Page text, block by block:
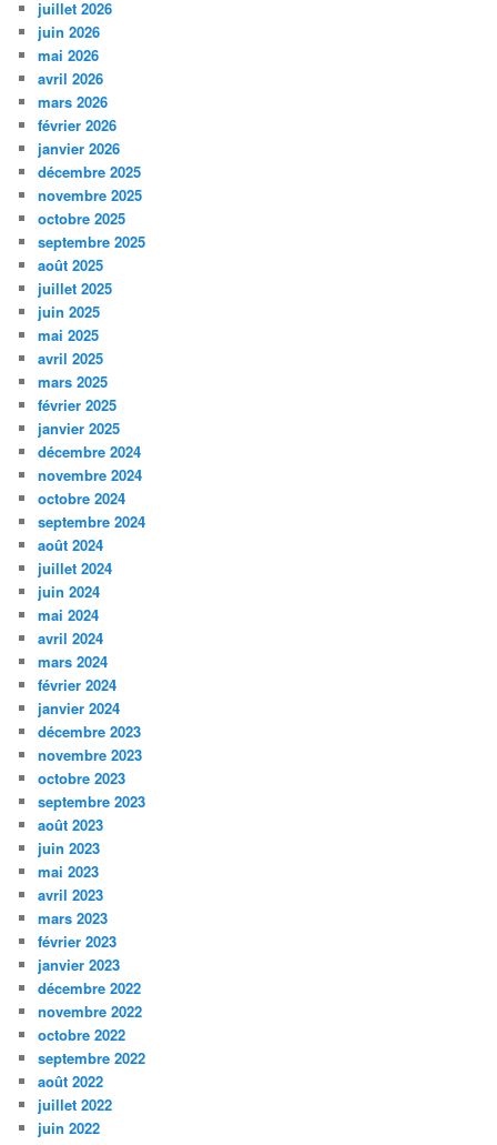
juillet 2026
juin 2026
mai 2026
avril 2026
mars 2026
février 2026
janvier 2026
décembre 2025
novembre 2025
octobre 2025
septembre 2025
août 2025
juillet 2025
juin 2025
mai 2025
avril 2025
mars 2025
février 2025
janvier 2025
décembre 2024
novembre 2024
octobre 2024
septembre 2024
août 2024
juillet 2024
juin 2024
mai 2024
avril 2024
mars 2024
février 2024
janvier 2024
décembre 2023
novembre 2023
octobre 2023
septembre 2023
août 2023
juin 2023
mai 2023
avril 2023
mars 2023
février 2023
janvier 2023
décembre 2022
novembre 2022
octobre 2022
septembre 2022
août 2022
juillet 2022
juin 2022